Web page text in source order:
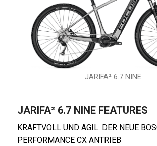
JARIFA² 6.7 NINE
JARIFA² 6.7 NINE FEATURES
KRAFTVOLL UND AGIL: DER NEUE
PERFORMANCE CX ANTRIEB